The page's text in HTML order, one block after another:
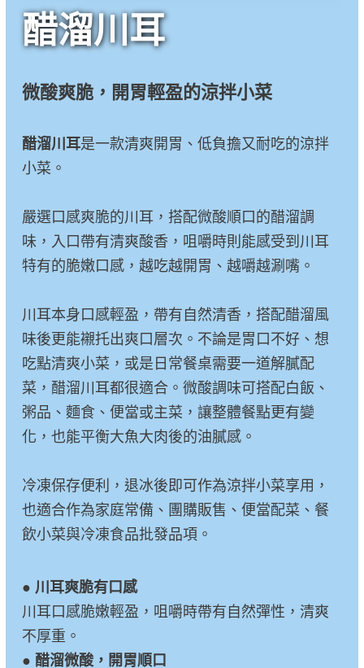
醋溜川耳
微酸爽脆，開胃輕盈的涼拌小菜
醋溜川耳是一款清爽開胃、低負擔又耐吃的涼拌
小菜。
嚴選口感爽脆的川耳，搭配微酸順口的醋溜調
味，入口帶有清爽酸香，咀嚼時則能感受到川耳
特有的脆嫩口感，越吃越開胃、越嚼越涮嘴。
川耳本身口感輕盈，帶有自然清香，搭配醋溜風
味後更能襯托出爽口層次。不論是胃口不好、想
吃點清爽小菜，或是日常餐桌需要一道解膩配
菜，醋溜川耳都很適合。微酸調味可搭配白飯、
粥品、麵食、便當或主菜，讓整體餐點更有變
化，也能平衡大魚大肉後的油膩感。
冷凍保存便利，退冰後即可作為涼拌小菜享用，
也適合作為家庭常備、團購販售、便當配菜、餐
飲小菜與冷凍食品批發品項。
● 川耳爽脆有口感
川耳口感脆嫩輕盈，咀嚼時帶有自然彈性，清爽
不厚重。
● 醋溜微酸，開胃順口